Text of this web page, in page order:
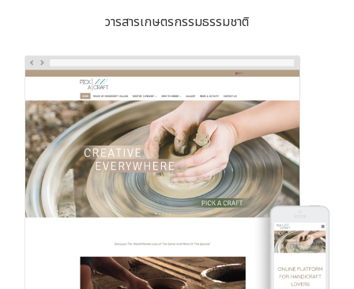
วารสารเกษตรกรรมธรรมชาติ